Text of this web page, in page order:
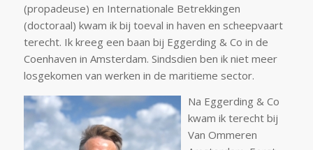
(propadeuse) en Internationale Betrekkingen
(doctoraal) kwam ik bij toeval in haven en scheepvaart
terecht. Ik kreeg een baan bij Eggerding & Co in de
Coenhaven in Amsterdam. Sindsdien ben ik niet meer
losgekomen van werken in de maritieme sector.
Na Eggerding & Co
kwam ik terecht bij
Van Ommeren